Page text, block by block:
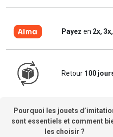
Payez en 2x,
Retour 100
Pourquoi les jouets
sont essentiels et comment
les choisir ?